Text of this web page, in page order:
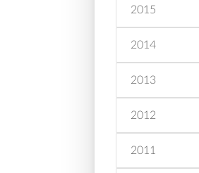
2015
2014
2013
2012
2011